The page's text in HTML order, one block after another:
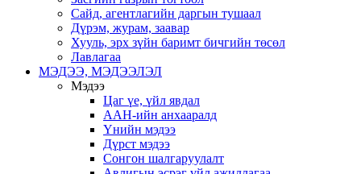
Сайд, агентлагийн даргын тушаал
Дүрэм, журам, заавар
Хууль, эрх зүйн баримт бичгийн төсөл
Лавлагаа
МЭДЭЭ, МЭДЭЭЛЭЛ
Мэдээ
Цаг үе, үйл явдал
ААН-ийн анхааралд
Үнийн мэдээ
Дүрст мэдээ
Сонгон шалгаруулалт